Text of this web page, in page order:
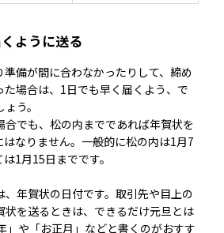
ように送る
備が間に合わなかったりして、締め
場合は、1日でも早く届くよう、で
う。
合でも、松の内までであれば年賀状を
はなりません。一般的に松の内は1月7
1月15日までです。
、年賀状の日付です。取引先や目上の
状を送るときは、できるだけ元旦とは
や「お正月」などと書くのがおすす